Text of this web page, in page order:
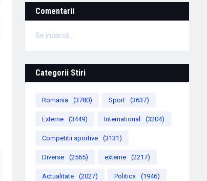
Comentarii
Se încarcă...
Categorii Stiri
Romania (3780) Sport (3637)
Externe (3449) International (3204)
Competitii sportive (3131)
Diverse (2565) externe (2217)
Actualitate (2027) Politica (1946)